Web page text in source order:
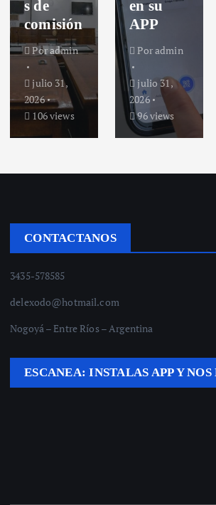
s de
comisión
Poradmin
julio 31,
2026
106 views
en su
APP
Poradmin
julio 31,
2026
96 views
CONTACTANOS
3435-578585
delexodo@hotmail.com
Nogoyá – Entre Ríos – Argentina
ESCANEA: INSTALAS APP Y NOS